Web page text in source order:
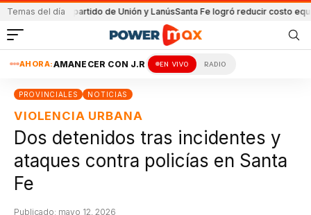
Temas del día
en el partido de Unión y LanúsSanta Fe logró reducir costo
AHORA:AMANECER CON J.R EN VIVO RADIO
PROVINCIALES NOTICIAS
VIOLENCIA URBANA
Dos detenidos tras incidentes y
ataques contra policías en Santa
Fe
Publicado: mayo 12, 2026